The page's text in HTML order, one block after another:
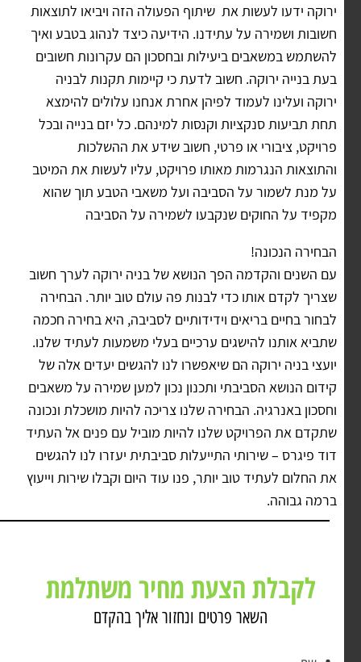
ירוקה ידעו לעשות את שיתוף הפעולה הזה ויביאו לתוצאות
חשובות ושמירה על עתידנו. הידיעה כיצד לנהוג בטבע ואיך
להשתמש במשאבים ביעילות ובחסכון הם עקרונות חשובים
בעת בנייה ירוקה. חשוב לדעת כי קיימות תקנות לבניה
ירוקה ועלינו לעמוד לפיהן אחרת אנחנו עלולים להימצא
תחת תביעות סנקציות וקנסות למינהם. כל יזם בנייה ובכל
פרויקט, ציבורי או פרטי, חשוב שידע את ההשלכות
והתוצאות הנגרמות מאותו פרויקט, עליו לעשות את המיטב
על מנת לשמור על הסביבה ועל משאבי הטבע תוך שהוא
מקפיד על החוקים שנקבעו לשמירה על הסביבה
הבחירה הנכונה!
עם השנים והקדמה הפך הנושא של בניה ירוקה לערך חשוב
שצריך לקדם אותו כדי לבנות פה עולם טוב יותר. הבחירה
לבחור בחיים בריאים וידידותיים לסביבה, היא בחירה חכמה
שתביא אותנו להישגים ערכיים בעלי משמעות לעתיד שלנו.
יועצי בניה ירוקה הם שיאפשרו לנו להגשים יעדים אלה של
קידום הנושא הסביבתי ותכנון נכון למען שמירה על משאבים
וחסכון באנרגיה. הבחירה שלנו צריכה להיות מושכלת ונכונה
שתקדם את הפרויקט שלנו להיות מוביל עם פנים אל העתיד
דוד פיגרס – שירותי התייעלות סביבתית יעזרו לנו להגשים
את החלום לעתיד טוב יותר, פנו עוד היום וקבלו שירות וייעוץ
ברמה גבוהה.
לקבלת הצעת מחיר משתלמת
השאר פרטים ונחזור אליך בהקדם